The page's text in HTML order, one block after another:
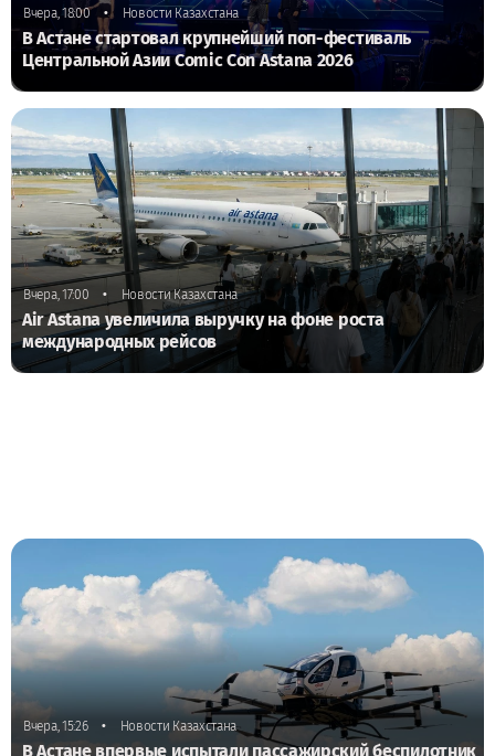
Вчера, 18:00 • Новости Казахстана
В Астане стартовал крупнейший поп-фестиваль
Центральной Азии Comic Con Astana 2026
Вчера, 17:00 • Новости Казахстана
Air Astana увеличила выручку на фоне роста
международных рейсов
Вчера, 15:26 • Новости Казахстана
В Астане впервые испытали пассажирский беспилотник